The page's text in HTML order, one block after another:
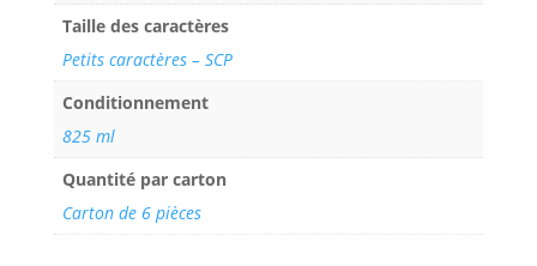
Taille des caractères
Petits caractères – SCP
Conditionnement
825 ml
Quantité par carton
Carton de 6 pièces